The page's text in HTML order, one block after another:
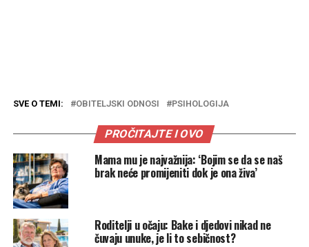
SVE O TEMI: OBITELJSKI ODNOSI PSIHOLOGIJA
PROČITAJTE I OVO
Mama mu je najvažnija: ‘Bojim se da se naš
brak neće promijeniti dok je ona živa’
Roditelji u očaju: Bake i djedovi nikad ne
čuvaju unuke, je li to sebičnost?